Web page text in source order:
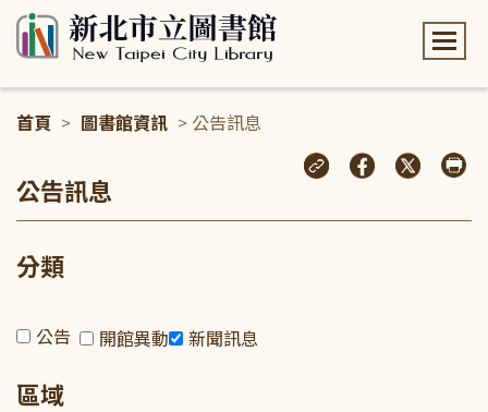
首頁 > 圖書館資訊 > 公告訊息
公告訊息
分類
公告 開館異動 新聞訊息
區域